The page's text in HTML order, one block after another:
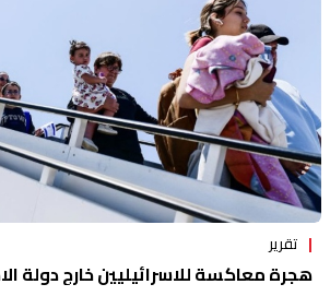
تقرير
هجرة معاكسة للاسرائيليين خارج دولة